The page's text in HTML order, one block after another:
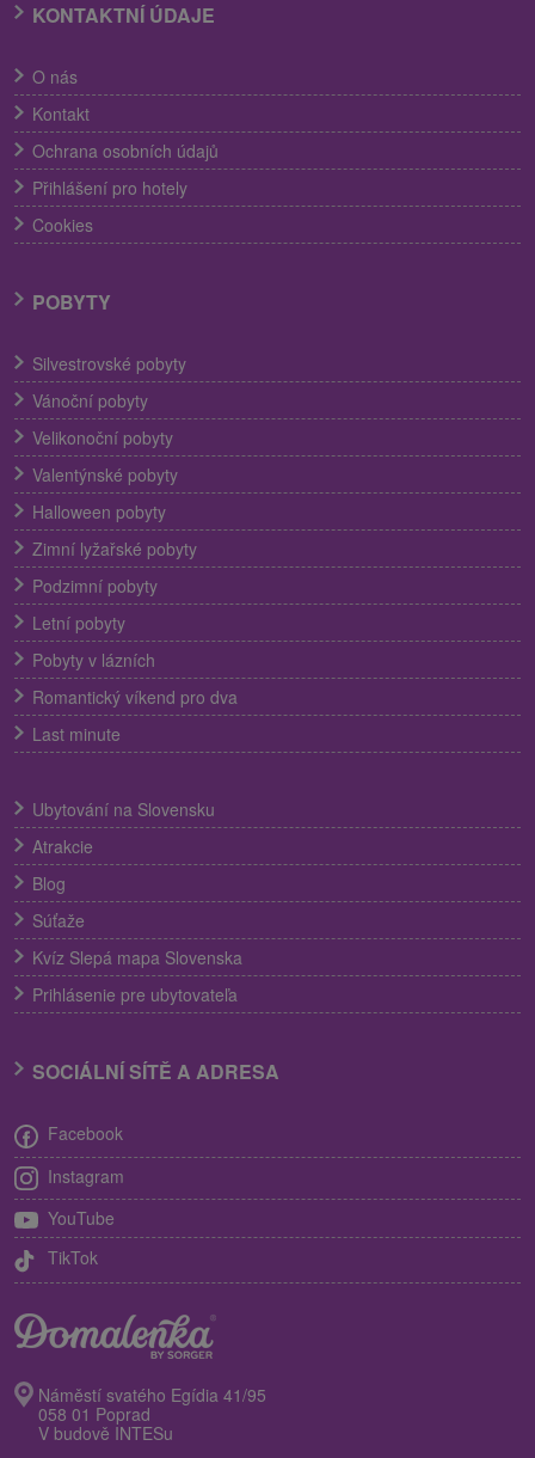
KONTAKTNÍ ÚDAJE
O nás
Kontakt
Ochrana osobních údajů
Přihlášení pro hotely
Cookies
POBYTY
Silvestrovské pobyty
Vánoční pobyty
Velikonoční pobyty
Valentýnské pobyty
Halloween pobyty
Zimní lyžařské pobyty
Podzimní pobyty
Letní pobyty
Pobyty v lázních
Romantický víkend pro dva
Last minute
Ubytování na Slovensku
Atrakcie
Blog
Súťaže
Kvíz Slepá mapa Slovenska
Prihlásenie pre ubytovateľa
SOCIÁLNÍ SÍTĚ A ADRESA
Facebook
Instagram
YouTube
TikTok
Náměstí svatého Egídia 41/95
058 01 Poprad
V budově INTESu